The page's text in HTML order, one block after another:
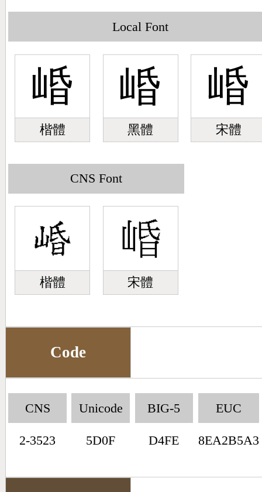
Pinyin Word Index
Local Font
崏
楷體
崏
黑體
崏
宋體
CNS Font
楷體 宋體
Code
CNS
2-3523
Unicode
5D0F
BIG-5
D4FE
EUC
8EA2B5A3